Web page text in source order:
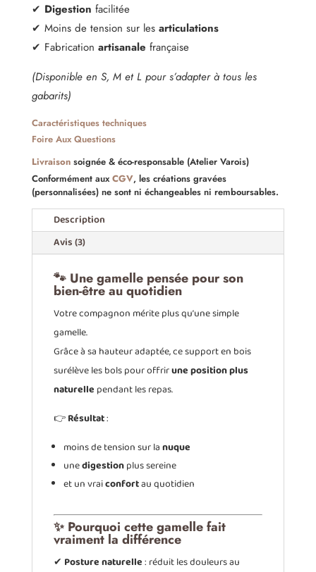
Confort
✔ Digestion facilitée
✔ Moins de tension sur les articulations
✔ Fabrication artisanale française
(Disponible en S, M et L pour s’adapter à tous les
gabarits)
Caractéristiques techniques
Foire Aux Questions
Livraisonsoignée & éco-responsable (Atelier Varois)
Conformément auxCGV, les créations gravées
(personnalisées) ne sont ni échangeables ni remboursables.
Description
Avis (3)
🐾 Une gamelle pensée pour son
bien-être au quotidien
Votre compagnon mérite plus qu’une simple
gamelle.
Grâce à sa hauteur adaptée, ce support en bois
surélève les bols pour offrirune position plus
naturelle pendant les repas.
👉Résultat:
moins de tension sur lanuque
unedigestionplus sereine
et un vraiconfortau quotidien
✨ Pourquoi cette gamelle fait
vraiment la différence
✔ Posture naturelle: réduit les douleurs au